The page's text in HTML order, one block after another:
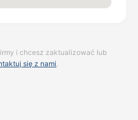
i chcesz zaktualizować lub
się z nami.